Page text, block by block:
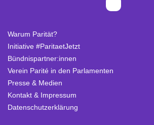
Warum Parität?
Initiative #ParitaetJetzt
Bündnispartner:innen
Verein Parité in den Parlamenten
Presse & Medien
Kontakt & Impressum
Datenschutzerklärung